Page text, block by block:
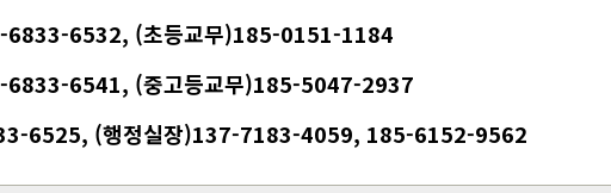
6833-6532, (초등교무)185-0151-1184
6833-6541, (중고등교무)185-5047-2937
6525, (행정실장)137-7183-4059, 185-6152-9562